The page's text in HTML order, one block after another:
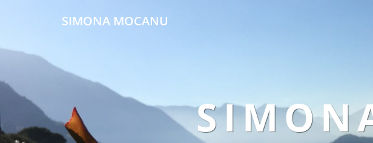
SIMONA MOCANU